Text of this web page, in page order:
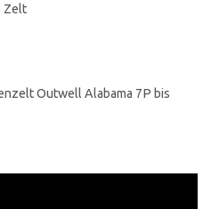
Zelt
Outwell Alabama 7P bis